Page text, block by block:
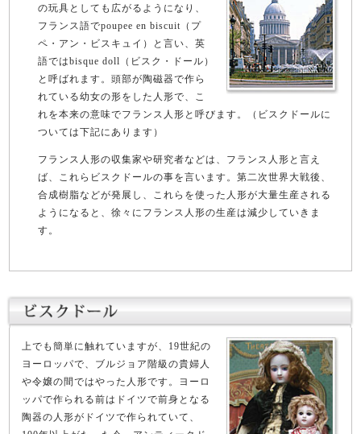
の玩具としても広がるようになり、
フランス語でpoupee en biscuit（プ
ペ・アン・ビスキュイ）と言い、英
語ではbisque doll（ビスク・ドール）
と呼ばれます。頭部が陶磁器で作ら
れている幼女の形をした人形で、こ
れを本来の意味でフランス人形と呼びます。（ビスクドールに
ついては下記にあります）
フランス人形の収集家や研究者などは、フランス人形と言え
ば、これらビスクドールの事を言います。第二次世界大戦後、
合成樹脂などが発展し、これらを使った人形が大量生産される
ようになると、徐々にフランス人形の生産は減少していきま
す。
上でも簡単に触れていますが、19世紀の
ヨーロッパで、ブルジョア階級の貴婦人
や令嬢の間ではやった人形です。ヨーロ
ッパで作られる前はドイツで前身となる
陶器の人形がドイツで作られていて、